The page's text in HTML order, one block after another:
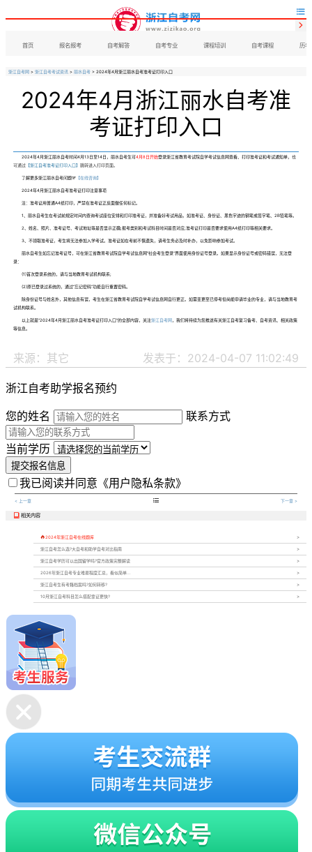

首页 报名报考 自考解答 自考专业 课程培训 自考课程 历年

浙江自考网 > 浙江自考考试资讯 > 丽水自考 > 2024年4月浙江丽水自考准考证打印入口
2024年4月浙江丽水自考准
考证打印入口
2024年4月浙江丽水自考时间4月13日至14日，丽水自考生可4月8日开始登录浙江省教育考试院自学考试信息网查看、打印准考证和考试通知单， 也
可通过【浙江自考准考证打印入口】 跳转进入打印页面。
了解更多浙江丽水自考问题☞【在线咨询】
2024年4月浙江丽水自考准考证打印注意事项
注：准考证用普通A4纸打印，严禁在准考证正反面做任何标记。
1、丽水自考生在考试前规定时间内查询考试座位安排和打印准考证，并准备好考试用品，如准考证、身份证、黑色字迹的钢笔或签字笔、2B铅笔等。
2、姓名、照片、准考证号、考试地址等是否显示正确;报考类别和考试科目时间是否对应;准考证打印是否要求使用A4纸打印等相关要求。
3、不领取准考证，考生将无法参加入学考试。准考证如在考前不慎遗失，请考生务必及时补办，以免影响参加考试。
丽水自考生如忘记准考证号，可在浙江省教育考试院自学考试信息网“社会考生登录”界面使用身份证号登录。如果显示身份证号或密码错误，无法登
录：
(1)首次登录系统的，请与当地教育考试机构联系;
(2)原已登录过系统的，通过“忘记密码”功能自行重置密码。
除身份证号与姓名外，其他信息有误，考生在浙江省教育考试院自学考试信息网自行更正。如需变更至已停考但尚能申请毕业的专业，请与当地教育考
试机构联系。
以上就是“2024年4月浙江丽水自考准考证打印入口”的全部内容，关注浙江自考网，我们将持续为您推送有关浙江自考复习备考、自考资讯、相关政策
等信息。
来源：其它 发表于：2024-04-07 11:02:49
浙江自考助学报名预约
您的姓名
联系方式
当前学历
提交报名信息
我已阅读并同意 《用户隐私条款》
< 上一章  下一章 >
 相关内容
2024年浙江自考在线题库
浙江自考怎么选?大自考和助学自考对比指南
浙江自考学历可以出国留学吗?官方政策完整解读
2026年浙江自考专业难易程度汇总，看似简单...
浙江自考生有考籍档案吗?如何转移?
10月浙江自考科目怎么搭配拿证更快?